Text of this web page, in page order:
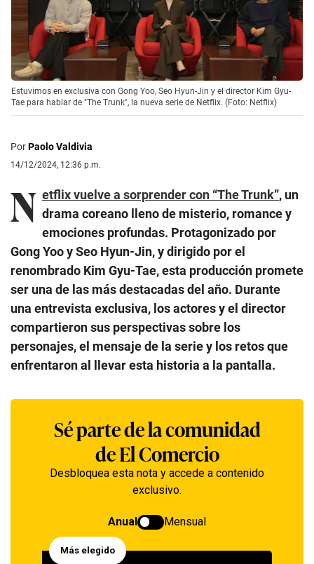
Estuvimos en exclusiva con Gong Yoo, Seo Hyun-Jin y el director Kim Gyu-
Tae para hablar de "The Trunk", la nueva serie de Netflix. (Foto: Netflix)
PorPaolo Valdivia
14/12/2024, 12:36 p.m.
N etflix vuelve a sorprender con “The Trunk”, un
drama coreano lleno de misterio, romance y
emociones profundas. Protagonizado por
Gong Yoo y Seo Hyun-Jin, y dirigido por el
renombrado Kim Gyu-Tae, esta producción promete
ser una de las más destacadas del año. Durante
una entrevista exclusiva, los actores y el director
compartieron sus perspectivas sobre los
personajes, el mensaje de la serie y los retos que
enfrentaron al llevar esta historia a la pantalla.